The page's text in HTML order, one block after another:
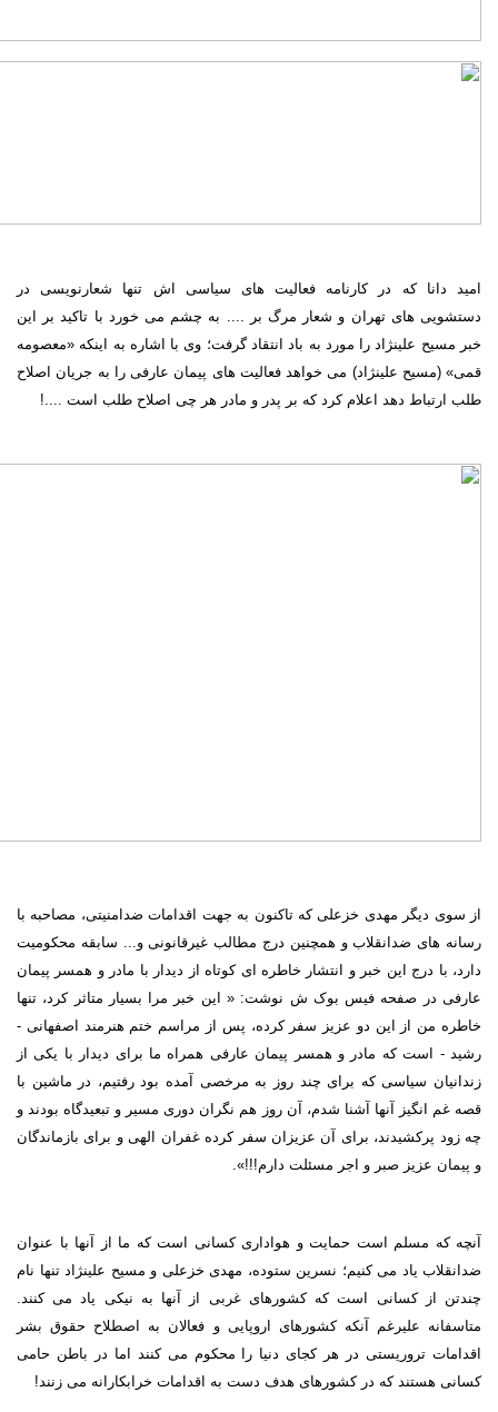
امید دانا که در کارنامه فعالیت های سیاسی اش تنها شعارنویسی در
دستشویی های تهران و شعار مرگ بر .... به چشم می خورد با تاکید بر این
خبر مسیح علینژاد را مورد به باد انتقاد گرفت؛ وی با اشاره به اینکه «معصومه
قمی» (مسیح علینژاد) می خواهد فعالیت های پیمان عارفی را به جریان اصلاح
طلب ارتباط دهد اعلام کرد که بر پدر و مادر هر چی اصلاح طلب است ....!
از سوی دیگر مهدی خزعلی که تاکنون به جهت اقدامات ضدامنیتی، مصاحبه با
رسانه های ضدانقلاب و همچنین درج مطالب غیرقانونی و... سابقه محکومیت
دارد، با درج این خبر و انتشار خاطره ای کوتاه از دیدار با مادر و همسر پیمان
عارفی در صفحه فیس بوک ش نوشت: « این خبر مرا بسیار متاثر کرد، تنها
خاطره من از این دو عزیز سفر کرده، پس از مراسم ختم هنرمند اصفهانی -
رشید - است که مادر و همسر پیمان عارفی همراه ما برای دیدار با یکی از
زندانیان سیاسی که برای چند روز به مرخصی آمده بود رفتیم، در ماشین با
قصه غم انگیز آنها آشنا شدم، آن روز هم نگران دوری مسیر و تبعیدگاه بودند و
چه زود پرکشیدند، برای آن عزیزان سفر کرده غفران الهی و برای بازماندگان
و پیمان عزیز صبر و اجر مسئلت دارم!!!».
آنچه که مسلم است حمایت و هواداری کسانی است که ما از آنها با عنوان
ضدانقلاب یاد می کنیم؛ نسرین ستوده، مهدی خزعلی و مسیح علینژاد تنها نام
چندتن از کسانی است که کشورهای غربی از آنها به نیکی یاد می کنند.
متاسفانه علیرغم آنکه کشورهای اروپایی و فعالان به اصطلاح حقوق بشر
اقدامات تروریستی در هر کجای دنیا را محکوم می کنند اما در باطن حامی
کسانی هستند که در کشورهای هدف دست به اقدامات خرابکارانه می زنند!